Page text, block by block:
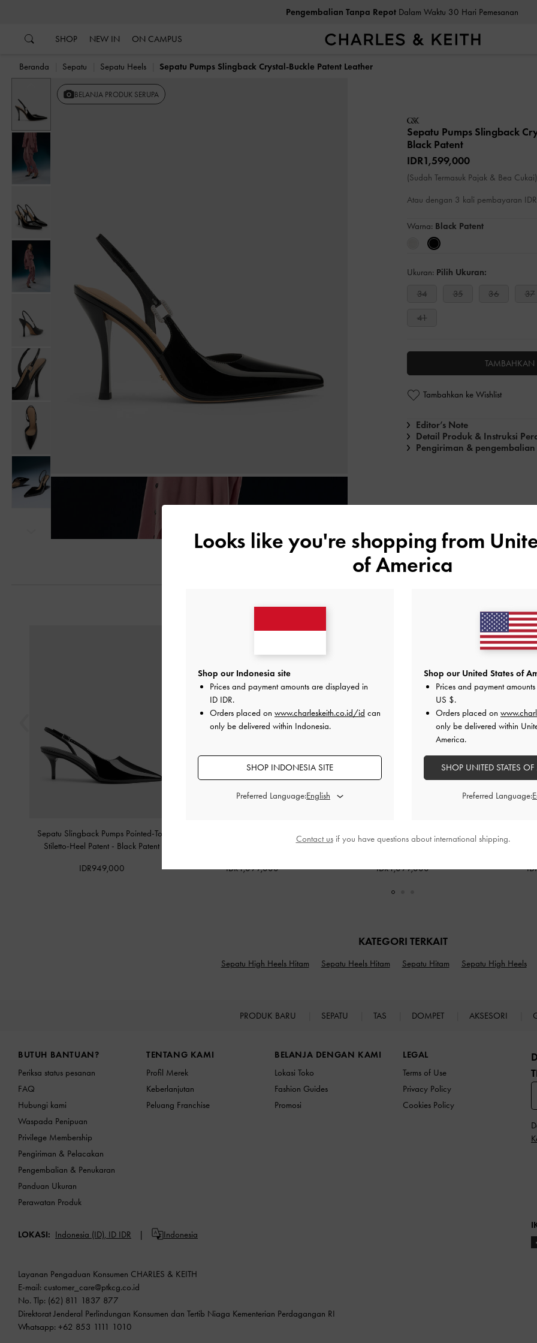
Pengembalian Tanpa RepotDalam Waktu 30 Hari Pemesanan
SHOP NEW IN ON CAMPUS
Beranda Sepatu Sepatu Heels Sepatu Pumps Slingback Crystal-Buckle Patent Leather
Previous BELANJA PRODUK SERUPA
Sepatu Pumps Slingback
Black Patent
IDR1,599,000
(Sudah Termasuk Pajak & Bea Cukai)
Atau dengan 3 kali pembayaran
Warna: Black Patent
Ukuran: Pilih Ukuran:
34
35 36 37
41
TAMBAHKAN
Tambahkan ke Wishlist
Editor’s Note
Detail Produk & Instruksi
Pengiriman & pengembalian
ANDA MUNGKIN JUGA MENYUKAI
Sepatu Slingback Pumps Pointed-Toe
Stiletto-Heel Patent - Black Patent
IDR949,000 IDR1,099,000
Sepatu Pumps Slingback Asimetris Imani
Patent
IDR1,099,000
Sepatu Heels
Leather
KATEGORI TERKAIT
Sepatu High Heels Hitam Sepatu Heels Hitam Sepatu Hitam Sepatu High Heels
PRODUK BARU SEPATU TAS DOMPET AKSESORI
BUTUH BANTUAN?
Periksa status pesanan
FAQ
Hubungi kami
Waspada Penipuan
Privilege Membership
Pengiriman & Pelacakan
Pengembalian & Penukaran
Panduan Ukuran
Perawatan Produk
TENTANG KAMI
Profil Merek
Keberlanjutan
Peluang Franchise
BELANJA DENGAN KAMI
Lokasi Toko
Fashion Guides
Promosi
LEGAL
Terms of Use
Privacy Policy
Cookies Policy
LOKASI: Indonesia (ID), ID IDR Indonesia
Layanan Pengaduan Konsumen CHARLES & KEITH
E-mail: customer_care@ptkcg.co.id
No. Tlp: (62) 811 1837 877
Direktorat Jenderal Perlindungan Konsumen dan Tertib Niaga Kementerian Perdagangan RI
Whatsapp: +62 853 1111 1010
Looks like you're shopping from
of America
Shop our Indonesia site
Prices and payment amounts are displayed in
ID IDR.
Orders placed on www.charleskeith.co.id/id can
only be delivered within Indonesia.
SHOP INDONESIA SITE
Preferred Language:
Shop our United States of
Prices and payment
US $.
Orders placed on
only be delivered within
America.
SHOP UNITED STATES
Preferred Language:
Contact usif you have questions about international shipping.